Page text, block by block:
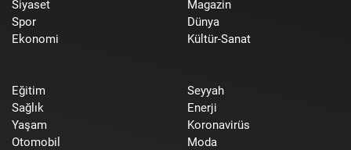
Siyaset
Spor
Ekonomi
Magazin
Dünya
Kültür-Sanat
Eğitim
Sağlık
Yaşam
Otomobil
Seyyah
Enerji
Koronavirüs
Moda